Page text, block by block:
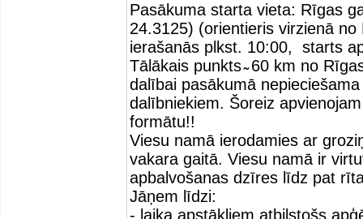
Pasākuma starta vieta: Rīgas
24.3125) (orientieris virzienā
ierašanās plkst. 10:00, starts
Tālākais punkts ̴ 60 km no
dalībai pasākumā
dalībniekiem. Šoreiz
formātu!!
Viesu namā ierodamies ar
vakara gaitā. Viesu namā ir
apbalvošanas dzīres līdz pat
Jāņem līdzi:
- laika apstākļiem atbilstošs